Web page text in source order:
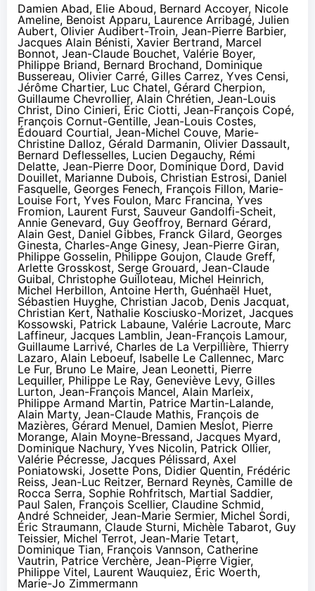
Damien Abad, Elie Aboud, Bernard Accoyer, Nicole
Ameline, Benoist Apparu, Laurence Arribagé, Julien
Aubert, Olivier Audibert-Troin, Jean-Pierre Barbier,
Jacques Alain Bénisti, Xavier Bertrand, Marcel
Bonnot, Jean-Claude Bouchet, Valérie Boyer,
Philippe Briand, Bernard Brochand, Dominique
Bussereau, Olivier Carré, Gilles Carrez, Yves Censi,
Jérôme Chartier, Luc Chatel, Gérard Cherpion,
Guillaume Chevrollier, Alain Chrétien, Jean-Louis
Christ, Dino Cinieri, Éric Ciotti, Jean-François Copé,
François Cornut-Gentille, Jean-Louis Costes,
Édouard Courtial, Jean-Michel Couve, Marie-
Christine Dalloz, Gérald Darmanin, Olivier Dassault,
Bernard Deflesselles, Lucien Degauchy, Rémi
Delatte, Jean-Pierre Door, Dominique Dord, David
Douillet, Marianne Dubois, Christian Estrosi, Daniel
Fasquelle, Georges Fenech, François Fillon, Marie-
Louise Fort, Yves Foulon, Marc Francina, Yves
Fromion, Laurent Furst, Sauveur Gandolfi-Scheit,
Annie Genevard, Guy Geoffroy, Bernard Gérard,
Alain Gest, Daniel Gibbes, Franck Gilard, Georges
Ginesta, Charles-Ange Ginesy, Jean-Pierre Giran,
Philippe Gosselin, Philippe Goujon, Claude Greff,
Arlette Grosskost, Serge Grouard, Jean-Claude
Guibal, Christophe Guilloteau, Michel Heinrich,
Michel Herbillon, Antoine Herth, Guénhaël Huet,
Sébastien Huyghe, Christian Jacob, Denis Jacquat,
Christian Kert, Nathalie Kosciusko-Morizet, Jacques
Kossowski, Patrick Labaune, Valérie Lacroute, Marc
Laffineur, Jacques Lamblin, Jean-François Lamour,
Guillaume Larrivé, Charles de La Verpillière, Thierry
Lazaro, Alain Leboeuf, Isabelle Le Callennec, Marc
Le Fur, Bruno Le Maire, Jean Leonetti, Pierre
Lequiller, Philippe Le Ray, Geneviève Levy, Gilles
Lurton, Jean-François Mancel, Alain Marleix,
Philippe Armand Martin, Patrice Martin-Lalande,
Alain Marty, Jean-Claude Mathis, François de
Mazières, Gérard Menuel, Damien Meslot, Pierre
Morange, Alain Moyne-Bressand, Jacques Myard,
Dominique Nachury, Yves Nicolin, Patrick Ollier,
Valérie Pécresse, Jacques Pélissard, Axel
Poniatowski, Josette Pons, Didier Quentin, Frédéric
Reiss, Jean-Luc Reitzer, Bernard Reynès, Camille de
Rocca Serra, Sophie Rohfritsch, Martial Saddier,
Paul Salen, François Scellier, Claudine Schmid,
André Schneider, Jean-Marie Sermier, Michel Sordi,
Éric Straumann, Claude Sturni, Michèle Tabarot, Guy
Teissier, Michel Terrot, Jean-Marie Tetart,
Dominique Tian, François Vannson, Catherine
Vautrin, Patrice Verchère, Jean-Pierre Vigier,
Philippe Vitel, Laurent Wauquiez, Éric Woerth,
Marie-Jo Zimmermann